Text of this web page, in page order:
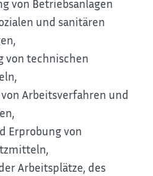
von Betriebsanlagen
und sanitären
von technischen
Arbeitsverfahren und
Erprobung von
Arbeitsplätze, des